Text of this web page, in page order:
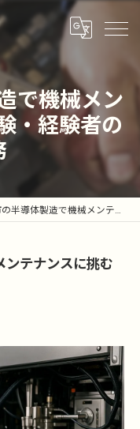
で機械メン
・経験者の
造で機械メンテナンスに挑む未経験・経験者の工場勤務
ンテナンスに挑む